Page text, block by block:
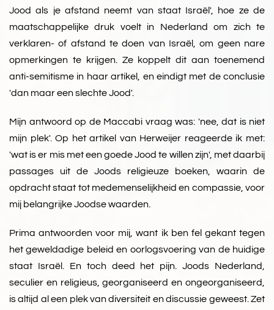
Jood als je afstand neemt van staat Israël', hoe ze de
maatschappelijke druk voelt in Nederland om zich te
verklaren- of afstand te doen van Israël, om geen nare
opmerkingen te krijgen. Ze koppelt dit aan toenemend
anti-semitisme in haar artikel, en eindigt met de conclusie
'dan maar een slechte Jood'.
Mijn antwoord op de Maccabi vraag was: 'nee, dat is niet
mijn plek'. Op het artikel van Herweijer reageerde ik met:
'wat is er mis met een goede Jood te willen zijn', met daarbij
passages uit de Joods religieuze boeken, waarin de
opdracht staat tot medemenselijkheid en compassie, voor
mij belangrijke Joodse waarden.
Prima antwoorden voor mij, want ik ben fel gekant tegen
het geweldadige beleid en oorlogsvoering van de huidige
staat Israël. En toch deed het pijn. Joods Nederland,
seculier en religieus, georganiseerd en ongeorganiseerd,
is altijd al een plek van diversiteit en discussie geweest. Zet